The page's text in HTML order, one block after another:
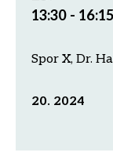
13:30 - 16:15
Spor X, Dr.
20. 2024